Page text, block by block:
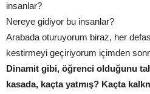
insanlar?
Nereye gidiyor bu insanlar?
Arabada oturuyorum biraz, her
kestirmeyi geçiriyorum içimden
Dinamit gibi, öğrenci olduğunu
kasada, kaçta yatmış? Kaçta